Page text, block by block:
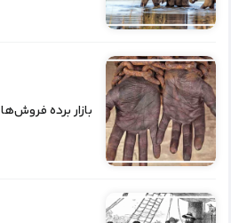
بازار برده فروش‌ها